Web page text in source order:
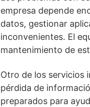
empresa depende
datos, gestionar
inconvenientes. El
mantenimiento de
Otro de los servicios
pérdida de
preparados para